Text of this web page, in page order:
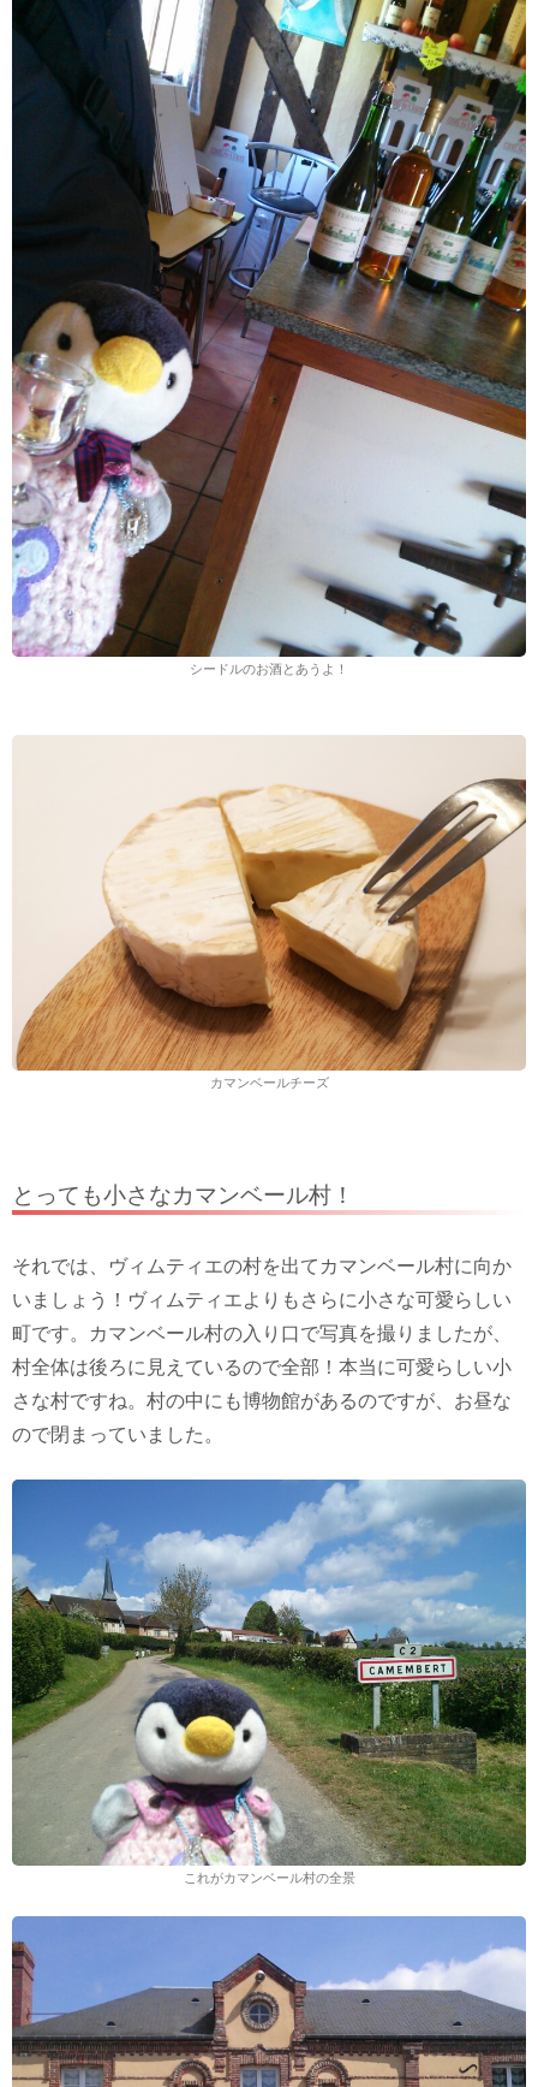
シードルのお酒とあうよ！
カマンベールチーズ
とっても小さなカマンベール村！
それでは、ヴィムティエの村を出てカマンベール村に向か
いましょう！ヴィムティエよりもさらに小さな可愛らしい
町です。カマンベール村の入り口で写真を撮りましたが、
村全体は後ろに見えているので全部！本当に可愛らしい小
さな村ですね。村の中にも博物館があるのですが、お昼な
ので閉まっていました。
これがカマンベール村の全景